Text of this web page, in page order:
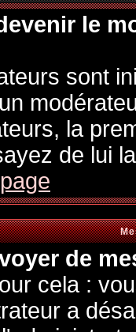
le
sont
la
de lui
de
cela :
a